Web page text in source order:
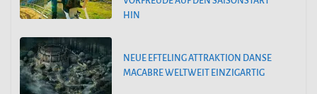
HIN
NEUE EFTELING ATTRAKTION DANSE
MACABRE WELTWEIT EINZIGARTIG